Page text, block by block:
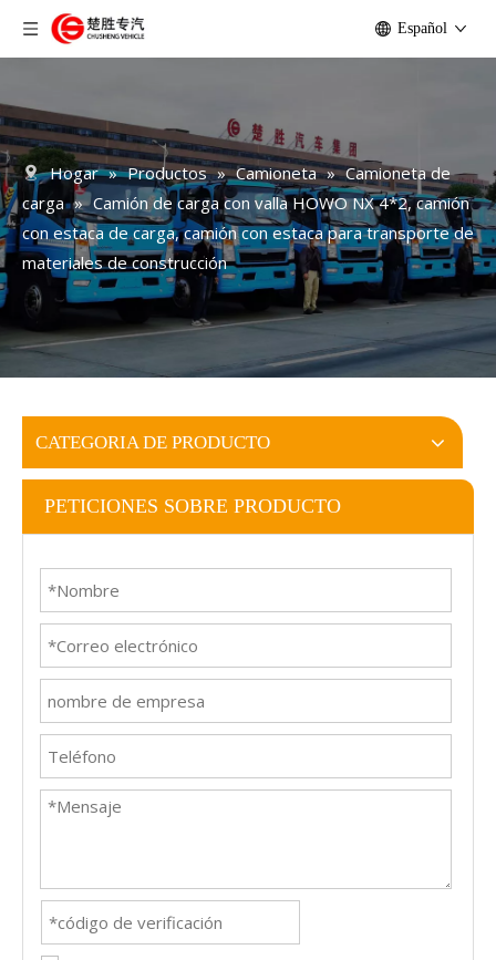
Español
Hogar » Productos » Camioneta » Camioneta de
carga » Camión de carga con valla HOWO NX 4*2, camión
con estaca de carga, camión con estaca para transporte de
materiales de construcción
CATEGORIA DE PRODUCTO
PETICIONES SOBRE PRODUCTO